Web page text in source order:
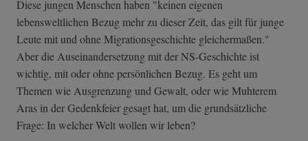
Diese jungen Menschen haben "keinen eigenen
lebensweltlichen Bezug mehr zu dieser Zeit, das gilt für junge
Leute mit und ohne Migrationsgeschichte gleichermaßen."
Aber die Auseinandersetzung mit der NS-Geschichte ist
wichtig, mit oder ohne persönlichen Bezug. Es geht um
Themen wie Ausgrenzung und Gewalt, oder wie Muhterem
Aras in der Gedenkfeier gesagt hat, um die grundsätzliche
Frage: In welcher Welt wollen wir leben?